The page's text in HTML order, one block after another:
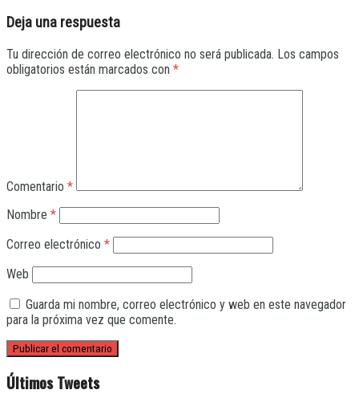
Deja una respuesta
Tu dirección de correo electrónico no será publicada. Los campos
obligatorios están marcados con *
Comentario *
Nombre *
Correo electrónico *
Web
Guarda mi nombre, correo electrónico y web en este navegador
para la próxima vez que comente.
Últimos Tweets